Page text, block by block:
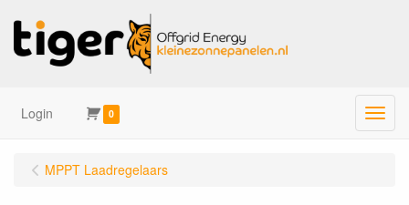
Login 0 Menu
MPPT Laadregelaars